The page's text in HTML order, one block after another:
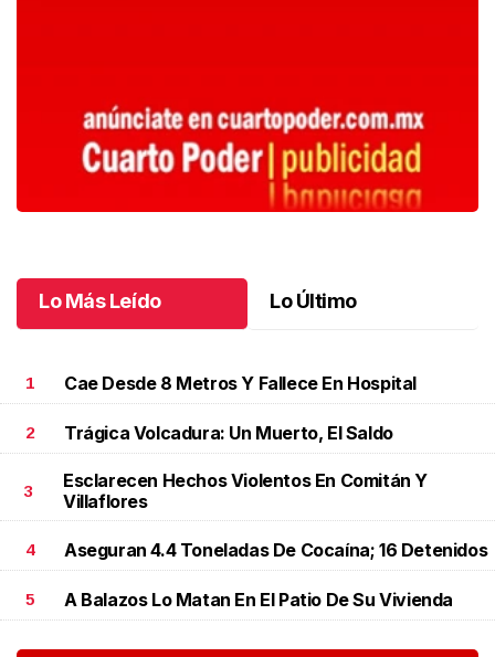
Lo Más Leído Lo Último
1 Cae Desde 8 Metros Y Fallece En Hospital
2 Trágica Volcadura: Un Muerto, El Saldo
3
Esclarecen Hechos Violentos En Comitán Y
Villaflores
4 Aseguran 4.4 Toneladas De Cocaína; 16 Detenidos
5 A Balazos Lo Matan En El Patio De Su Vivienda